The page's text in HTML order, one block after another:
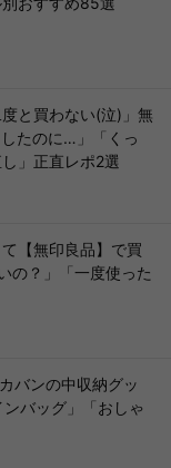
と買わない(泣)」無
たのに…」「くっ
」正直レポ2選
【無印良品】で買
の？」「一度使った
バンの中収納グッ
バッグ」「おしゃ